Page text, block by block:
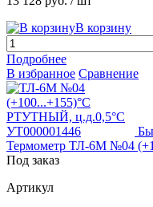
В корзину
Подробнее
В избранное Сравнение
Термометр ТЛ-6М №04
Под заказ
Артикул